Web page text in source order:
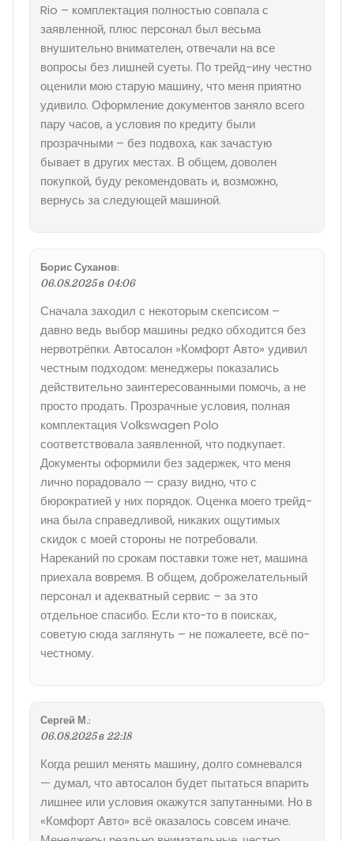
Rio – комплектация полностью совпала с
заявленной, плюс персонал был весьма
внушительно внимателен, отвечали на все
вопросы без лишней суеты. По трейд-ину честно
оценили мою старую машину, что меня приятно
удивило. Оформление документов заняло всего
пару часов, а условия по кредиту были
прозрачными – без подвоха, как зачастую
бывает в других местах. В общем, доволен
покупкой, буду рекомендовать и, возможно,
вернусь за следующей машиной.
Борис Суханов:
06.08.2025 в 04:06
Сначала заходил с некоторым скепсисом –
давно ведь выбор машины редко обходится без
нервотрёпки. Автосалон »Комфорт Авто» удивил
честным подходом: менеджеры показались
действительно заинтересованными помочь, а не
просто продать. Прозрачные условия, полная
комплектация Volkswagen Polo
соответствовала заявленной, что подкупает.
Документы оформили без задержек, что меня
лично порадовало — сразу видно, что с
бюрократией у них порядок. Оценка моего трейд-
ина была справедливой, никаких ощутимых
скидок с моей стороны не потребовали.
Нареканий по срокам поставки тоже нет, машина
приехала вовремя. В общем, доброжелательный
персонал и адекватный сервис – за это
отдельное спасибо. Если кто-то в поисках,
советую сюда заглянуть – не пожалеете, всё по-
честному.
Сергей М.:
06.08.2025 в 22:18
Когда решил менять машину, долго сомневался
— думал, что автосалон будет пытаться впарить
лишнее или условия окажутся запутанными. Но в
«Комфорт Авто» всё оказалось совсем иначе.